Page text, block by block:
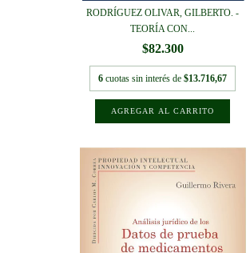
RODRÍGUEZ OLIVAR, GILBERTO. -
TEORÍA CON...
$82.300
6 cuotas sin interés de$13.716,67